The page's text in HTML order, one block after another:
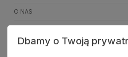
O NAS
ZAUFANE PŁATNOŚCI
Dbamy o Twoją